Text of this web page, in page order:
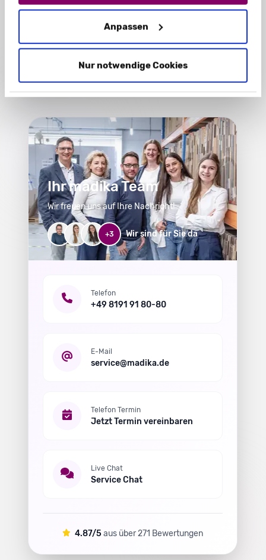
Anpassen
Nur notwendige Cookies
und Verarbeitung personenbezogener
Datenschutzerklärung.
* Pflichtfeld
Ihr madika Team
Wir freuen uns auf Ihre Nachricht!
+3 Wir sind für Sie da
Telefon
+49 8191 91 80-80
E-Mail
service@madika.de
Telefon Termin
Jetzt Termin vereinbaren
Live Chat
Service Chat
4.87/5aus über271 Bewertungen